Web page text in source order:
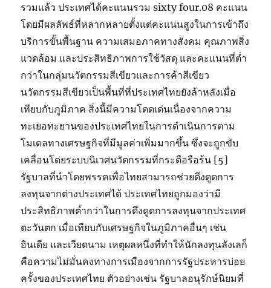
รวมแล้ว ประเทศได้คะแนนรวม sixty four.08 คะแนน
โดยมีผลลัพธ์ที่หลากหลายตั้งแต่คะแนนสูงในการเข้าถึง
บริการขั้นพื้นฐาน ความเสมอภาคทางสังคม คุณภาพสิ่ง
แวดล้อม และประสิทธิภาพการใช้วัสดุ และคะแนนที่ต่ำ
กว่าในกลุ่มนวัตกรรมสีเขียวและการค้าสีเขียว
นวัตกรรมสีเขียวเป็นพื้นที่ที่ประเทศไทยยังล้าหลังเมื่อ
เทียบกับภูมิภาค สิ่งนี้มีความโดดเด่นเนื่องจากความ
ทะเยอทะยานของประเทศไทยในการดำเนินการตาม
โมเดลทางเศรษฐกิจที่มีมูลค่าเพิ่มมากขึ้น ซึ่งจะถูกขับ
เคลื่อนโดยระบบนิเวศนวัตกรรมที่กระตือรือร้น [5]
รัฐบาลที่นำโดยพรรคเพื่อไทยสามารถช่วยดึงดูดการ
ลงทุนจากต่างประเทศได้ ประเทศไทยถูกมองว่ามี
ประสิทธิภาพต่ำกว่าในการดึงดูดการลงทุนจากประเทศ
ตะวันตก เมื่อเทียบกับเศรษฐกิจในภูมิภาคอื่นๆ เช่น
อินเดีย และเวียดนาม เหตุผลหนึ่งที่ทำให้นักลงทุนลังเลก็
คือความไม่มั่นคงทางการเมืองจากการรัฐประหารบ่อย
ครั้งของประเทศไทย ตัวอย่างเช่น รัฐบาลอนุรักษ์นิยมที่